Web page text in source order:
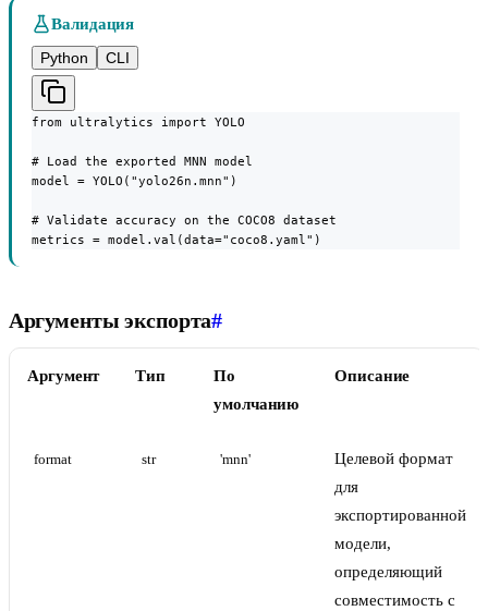
Валидация
Python
CLI
from ultralytics import YOLO
# Load the exported MNN model
model = YOLO("yolo26n.mnn")
# Validate accuracy on the COCO8 dataset
metrics = model.val(data="coco8.yaml")
Аргументы экспорта#
Аргумент Тип
По
умолчанию
Описание
format str 'mnn'
Целевой формат
для
экспортированной
модели,
определяющий
совместимость с